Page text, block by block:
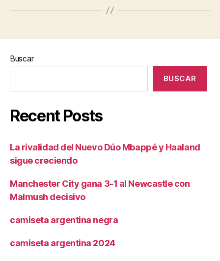
Buscar
BUSCAR
Recent Posts
La rivalidad del Nuevo Dúo Mbappé y Haaland
sigue creciendo
Manchester City gana 3-1 al Newcastle con
Malmush decisivo
camiseta argentina negra
camiseta argentina 2024